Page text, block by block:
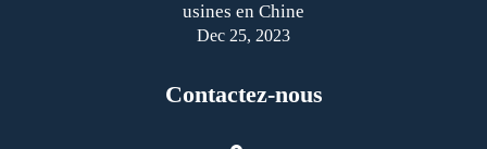
usines en Chine
Dec 25, 2023
Contactez-nous